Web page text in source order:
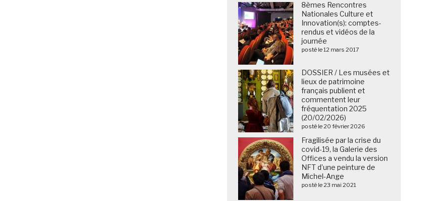
8èmes Rencontres
Nationales Culture et
Innovation(s): comptes-
rendus et vidéos de la
journée
posté le 12 mars 2017
DOSSIER / Les musées et
lieux de patrimoine
français publient et
commentent leur
fréquentation 2025
(20/02/2026)
posté le 20 février 2026
Fragilisée par la crise du
covid-19, la Galerie des
Offices a vendu la version
NFT d’une peinture de
Michel-Ange
posté le 23 mai 2021